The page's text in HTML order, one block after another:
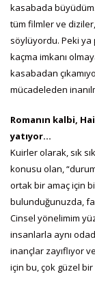
kasabada
tüm filmler ve
söylüyordu. Peki ya
kaçma imkanı
kasabadan
mücadeleden
Romanın kalbi,
yatıyor…
Kuirler olarak, sık
konusu olan,
ortak bir amaç için
bulunduğunuzda,
Cinsel yönelimim
insanlarla aynı
inançlar zayıflıyor
için bu, çok güzel bir